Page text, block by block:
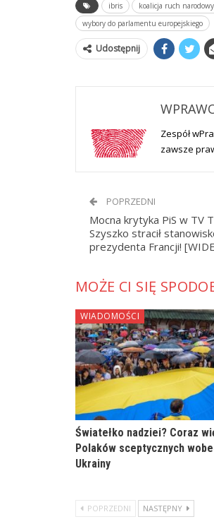
ibris koalicja ruch
wybory do parlamentu europejskiego
Udostępnij
Zespół
zawsze
POPRZEDNI
Mocna krytyka PiS w TV
Szyszko stracił
prezydenta Francji!
MOŻE CI SIĘ
WIADOMOŚCI
Światełko nadziei? Coraz
Polaków sceptycznych
Ukrainy
POPRZEDNI NASTĘPNY